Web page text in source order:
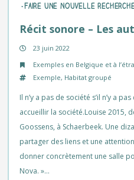
-Faire une nouvelle
Récit sonore – Les
23 juin 2022
Exemples en Belgique et à
Exemple, Habitat groupé
Il n’y a pas de société s’il n’y a
accueillir la société.Louise 2015,
Goossens, à Schaerbeek. Une
partager des liens et une
donner concrètement une salle
Nova. »…